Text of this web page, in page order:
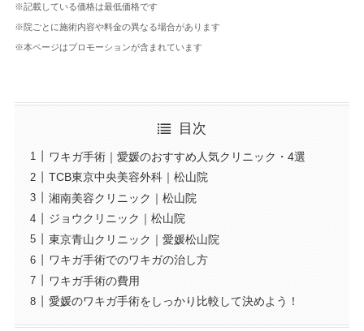
※記載している価格は最低価格です
※院ごとに施術内容や料金の異なる場合があります
※本ページはプロモーションが含まれています
目次
ワキガ手術｜愛媛のおすすめ人気クリニック・4選
TCB東京中央美容外科｜松山院
湘南美容クリニック｜松山院
ジョウクリニック｜松山院
東京青山クリニック｜愛媛松山院
ワキガ手術でのワキガの治し方
ワキガ手術の費用
愛媛のワキガ手術をしっかり比較して決めよう！